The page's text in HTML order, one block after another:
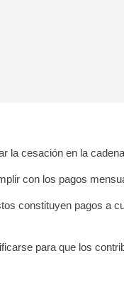
la cesación en la
con los pagos
constituyen pagos a
para que los